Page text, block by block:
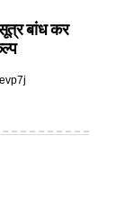
सूत्र बांध कर